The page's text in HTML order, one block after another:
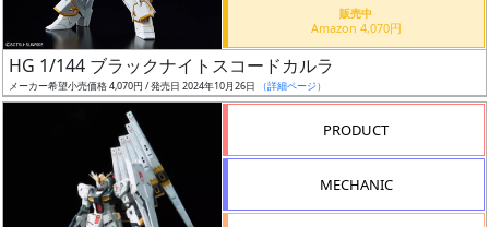
改
定
予
販売中
Amazon 4,070円
HG 1/144 ブラックナイトスコードカルラ
メーカー希望小売価格 4,070円 / 発売日 2024年10月26日 （詳細ページ）
PRODUCT
MECHANIC